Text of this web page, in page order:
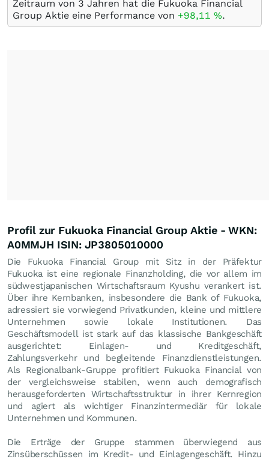
Zeitraum von 3 Jahren hat die Fukuoka Financial
Group Aktie eine Performance von +98,11 %.
Profil zur Fukuoka Financial Group Aktie - WKN:
A0MMJH ISIN: JP3805010000
Die Fukuoka Financial Group mit Sitz in der Präfektur
Fukuoka ist eine regionale Finanzholding, die vor allem im
südwestjapanischen Wirtschaftsraum Kyushu verankert ist.
Über ihre Kernbanken, insbesondere die Bank of Fukuoka,
adressiert sie vorwiegend Privatkunden, kleine und mittlere
Unternehmen sowie lokale Institutionen. Das
Geschäftsmodell ist stark auf das klassische Bankgeschäft
ausgerichtet: Einlagen- und Kreditgeschäft,
Zahlungsverkehr und begleitende Finanzdienstleistungen.
Als Regionalbank-Gruppe profitiert Fukuoka Financial von
der vergleichsweise stabilen, wenn auch demografisch
herausgeforderten Wirtschaftsstruktur in ihrer Kernregion
und agiert als wichtiger Finanzintermediär für lokale
Unternehmen und Kommunen.
Die Erträge der Gruppe stammen überwiegend aus
Zinsüberschüssen im Kredit- und Einlagengeschäft. Hinzu